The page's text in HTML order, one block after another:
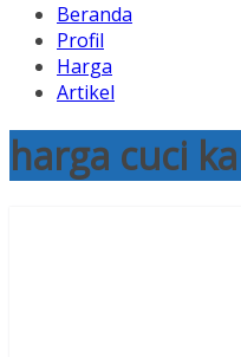
Beranda
Profil
Harga
Artikel
harga cuci